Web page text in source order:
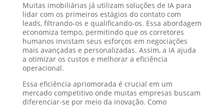
Muitas imobiliárias já utilizam soluções de IA para
lidar com os primeiros estágios do contato com
leads, filtrando-os e qualificando-os. Essa abordagem
economiza tempo, permitindo que os corretores
humanos invistam seus esforços em negociações
mais avançadas e personalizadas. Assim, a IA ajuda
a otimizar os custos e melhorar a eficiência
operacional.
Essa eficiência apriomorada é crucial em um
mercado competitivo onde muitas empresas buscam
diferenciar-se por meio da inovação. Como